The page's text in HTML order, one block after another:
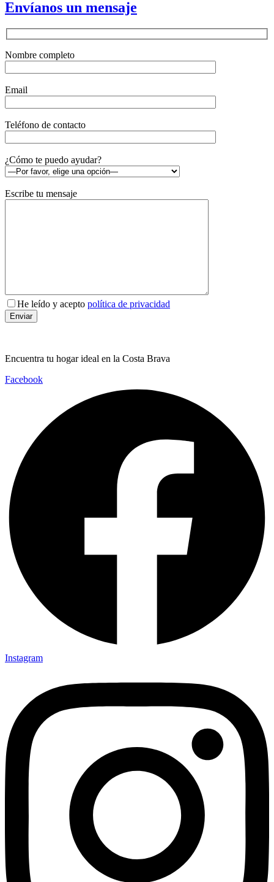
Envíanos un mensaje
Nombre completo
Email
Teléfono de contacto
¿Cómo te puedo ayudar?
Escribe tu mensaje
He leído y acepto política de privacidad
Encuentra tu hogar ideal en la Costa Brava
Facebook
Instagram